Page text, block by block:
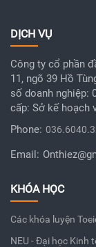
DỊCH VỤ
Công ty cổ phần
11, ngõ 39 Hồ
số doanh nghiệp:
cấp: Sở kế hoạch
Phone:
Email:
KHÓA HỌC
Các khóa luyện
NEU - Đại học Kinh